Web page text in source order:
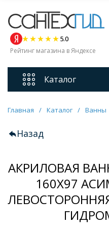
5.0
Рейтинг магазина в Яндексе
Каталог
Смесители
Унитазы
Мебель для
Ванны
Главная / Каталог / Ванны
Назад
АКРИЛОВАЯ
160X97